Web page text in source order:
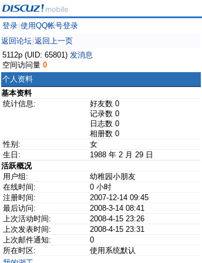
登录 使用QQ帐号登录
返回论坛 返回上一页
5112p (UID: 65801) 发消息
空间访问量 0
个人资料
基本资料
统计信息:
好友数 0
记录数 0
日志数 0
相册数 0
性别:
女
生日:
1988 年 2 月 29 日
活跃概况
用户组:
幼稚园小朋友
在线时间:
0 小时
注册时间:
2007-12-14 09:45
最后访问:
2008-3-14 08:41
上次活动时间:
2008-4-15 23:26
上次发表时间:
2008-4-15 23:31
上次邮件通知:
0
所在时区:
使用系统默认